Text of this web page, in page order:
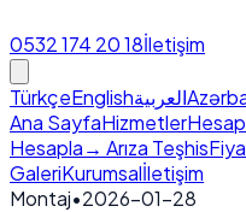
0532 174 20 18İletişim
TürkçeEnglishالعربية
Ana SayfaHizmetler
Hesapla→ Arıza Teşhis
GaleriKurumsalİletişim
Montaj•2026-01-28